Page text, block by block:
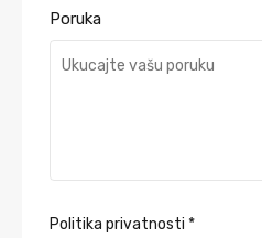
Poruka
Politika privatnosti *